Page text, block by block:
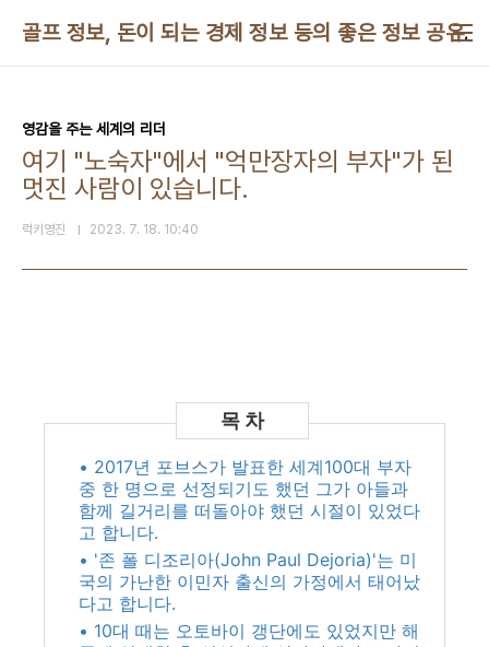
골프 정보, 돈이 되는 경제 정보 등의 좋은 정보 공유
영감을 주는 세계의 리더
여기 "노숙자"에서 "억만장자의 부자"가 된
멋진 사람이 있습니다.
럭키영진 2023. 7. 18. 10:40
• 2017년 포브스가 발표한 세계100대 부자
중 한 명으로 선정되기도 했던 그가 아들과
함께 길거리를 떠돌아야 했던 시절이 있었다
고 합니다.
• '존 폴 디조리아(John Paul Dejoria)'는 미
국의 가난한 이민자 출신의 가정에서 태어났
다고 합니다.
• 10대 때는 오토바이 갱단에도 있었지만 해